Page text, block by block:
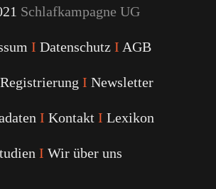
Schlafkampagne UG
I Datenschutz I AGB
Registrierung I Newsletter
I Kontakt I Lexikon
I Wir über uns